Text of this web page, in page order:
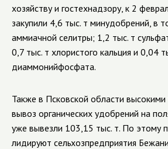
хозяйству и гостехнадзору, к 2
закупили 4,6 тыс. т минудобрений, в
аммиачной селитры; 1,2 тыс. т
0,7 тыс. т хлористого кальция и 0,04
диаммонийфосфата.
Также в Псковской области
вывоз органических удобрений на
уже вывезли 103,15 тыс. т. По этому
лидируют сельхозпредприятия